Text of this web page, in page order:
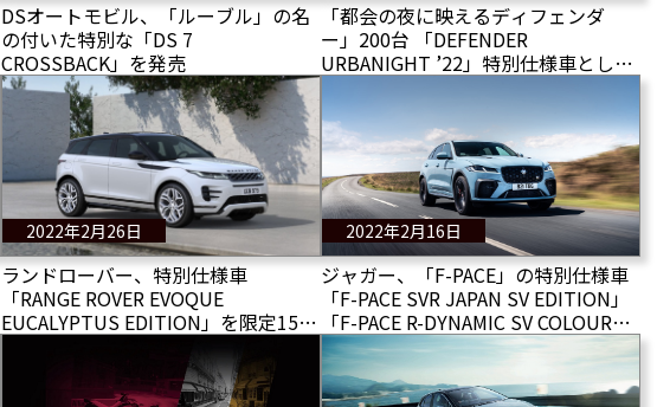
DSオートモビル、「ルーブル」の名
の付いた特別な「DS 7
CROSSBACK」を発売
「都会の夜に映えるディフェンダ
ー」200台 「DEFENDER
URBANIGHT ’22」特別仕様車として
2022年2月26日
ランドローバー、特別仕様車
「RANGE ROVER EVOQUE
EUCALYPTUS EDITION」を限定150
2022年2月16日
ジャガー、「F-PACE」の特別仕様車
「F-PACE SVR JAPAN SV EDITION」
「F-PACE R-DYNAMIC SV COLOUR
EDITION」を受注開始